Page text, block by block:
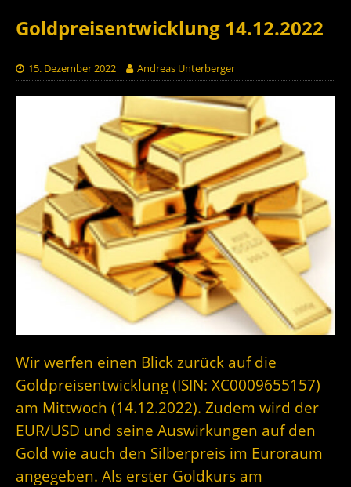
Goldpreisentwicklung 14.12.2022
15. Dezember 2022 Andreas Unterberger
Wir werfen einen Blick zurück auf die
Goldpreisentwicklung (ISIN: XC0009655157)
am Mittwoch (14.12.2022). Zudem wird der
EUR/USD und seine Auswirkungen auf den
Gold wie auch den Silberpreis im Euroraum
angegeben. Als erster Goldkurs am